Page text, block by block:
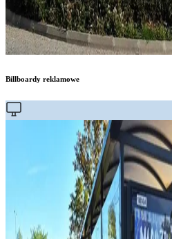
Billboardy reklamowe